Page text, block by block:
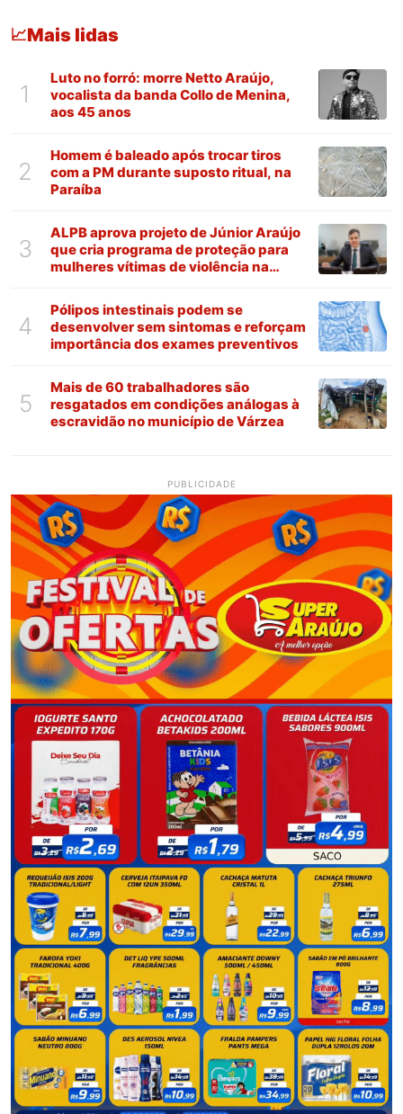
📈Mais lidas
1
Luto no forró: morre Netto Araújo,
vocalista da banda Collo de Menina,
aos 45 anos
2
Homem é baleado após trocar tiros
com a PM durante suposto ritual, na
Paraíba
3
ALPB aprova projeto de Júnior Araújo
que cria programa de proteção para
mulheres vítimas de violência na
4
Pólipos intestinais podem se
desenvolver sem sintomas e reforçam
importância dos exames preventivos
5
Mais de 60 trabalhadores são
resgatados em condições análogas à
escravidão no município de Várzea
PUBLICIDADE